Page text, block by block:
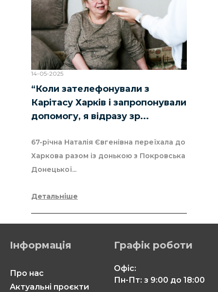
14-05-2025
“Коли зателефонували з
Карітасу Харків і запропонували
допомогу, я відразу зр...
67-річна Наталія Євгенівна переїхала до
Харкова разом із донькою з Покровська
Донецької...
Детальніше
Інформація
Про нас
Актуальні проєкти
Графік роботи
Офіс:
Пн-Пт: з 9:00 до 18:00